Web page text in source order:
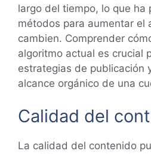
largo del tiempo, lo que ha
métodos para aumentar el
cambien. Comprender
algoritmo actual es crucial
estrategias de publicación
alcance orgánico de una
Calidad del
La calidad del contenido